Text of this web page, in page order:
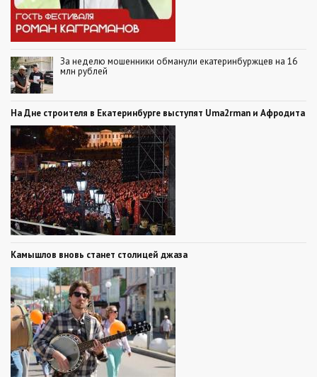
За неделю мошенники обманули екатеринбуржцев на 16
млн рублей
На Дне строителя в Екатеринбурге выступят Uma2rman и Афродита
Камышлов вновь станет столицей джаза